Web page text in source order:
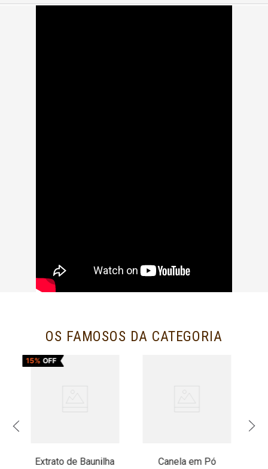
OS FAMOSOS DA CATEGORIA
15% OFF
Extrato de Baunilha Canela em Pó